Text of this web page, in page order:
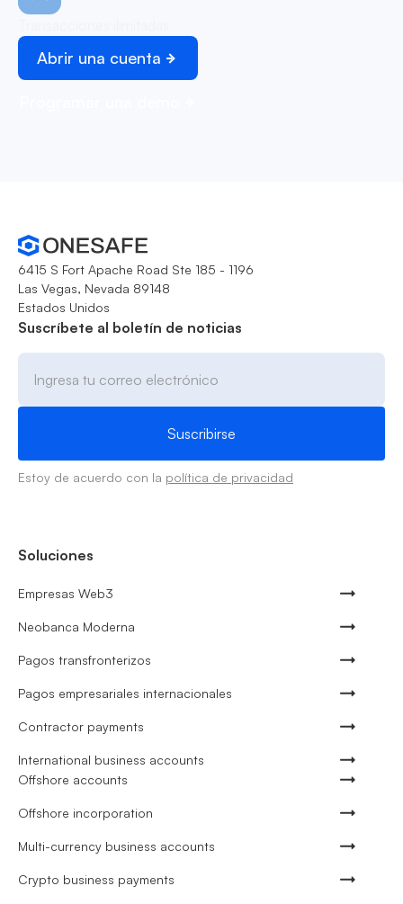
Abrir una cuenta
6415 S Fort Apache Road Ste 185 - 1196
Las Vegas, Nevada 89148
Estados Unidos
Suscríbete al boletín de noticias
Estoy de acuerdo con la política de privacidad
Soluciones
Empresas Web3
Neobanca Moderna
Pagos transfronterizos
Pagos empresariales internacionales
Contractor payments
International business accounts
Offshore accounts
Offshore incorporation
Multi-currency business accounts
Crypto business payments